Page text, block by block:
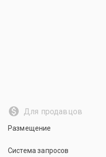
Для продавцов
Размещение
Система запросов